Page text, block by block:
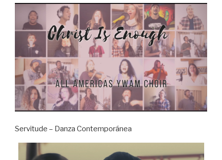
Servitude – Danza Contemporánea